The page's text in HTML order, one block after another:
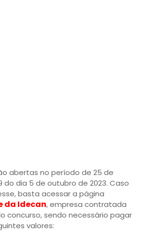
abertas no período de 25 de
dia 5 de outubro de 2023. Caso
basta acessar a página
da Idecan, empresa contratada
concurso, sendo necessário pagar
valores: